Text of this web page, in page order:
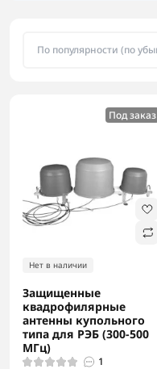
Под заказ
Нет в наличии
Защищенные
квадрофилярные
антенны купольного
типа для РЭБ (300-500
МГц)
1